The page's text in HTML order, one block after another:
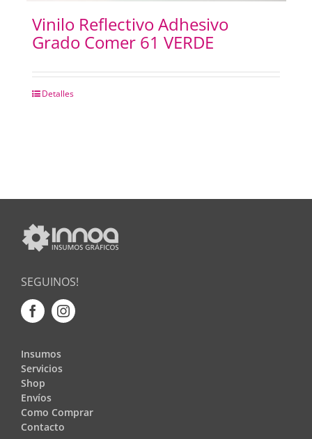
Vinilo Reflectivo Adhesivo
Grado Comer 61 VERDE
Detalles
SEGUINOS!
Insumos
Servicios
Shop
Envíos
Como Comprar
Contacto